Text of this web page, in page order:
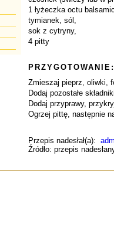
1 łyżeczka octu
tymianek, sól,
sok z cytryny,
4 pitty
PRZYGOTOWANIE:
Zmieszaj pieprz, oliwki,
Dodaj pozostałe
Dodaj przyprawy,
Ogrzej pittę, następnie
Przepis nadesłał(a):
Źródło: przepis